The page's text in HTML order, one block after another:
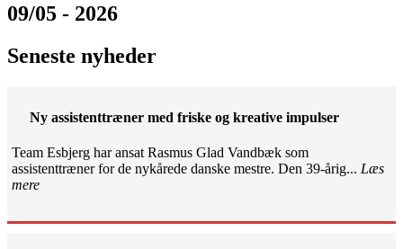
09/05 - 2026
Seneste nyheder
Ny assistenttræner med friske og kreative impulser
Team Esbjerg har ansat Rasmus Glad Vandbæk som
assistenttræner for de nykårede danske mestre. Den 39-årig... Læs
mere